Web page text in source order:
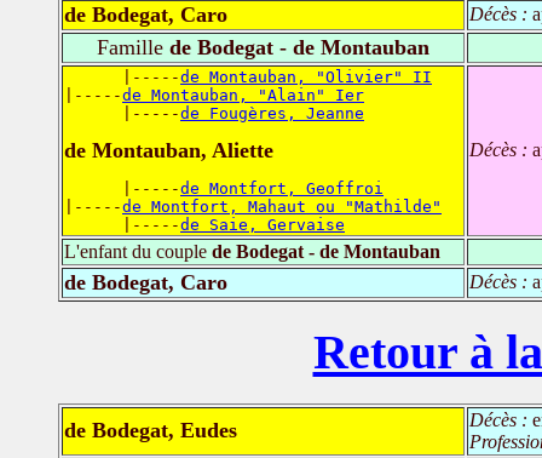
de Bodegat, Caro Décès :
Famille de Bodegat - de Montauban
      |-----
de Montauban, "Olivier" II
|-----de Montauban, "Alain" Ier
      |-----
de Fougères, Jeanne
de Montauban, Aliette
      |-----
de Montfort, Geoffroi
|-----de Montfort, Mahaut ou "Mathilde"
      |-----
de Saie, Gervaise
Décès :
L'enfant du couple de Bodegat - de Montauban
de Bodegat, Caro Décès :
Retour à
de Bodegat, Eudes Décès :